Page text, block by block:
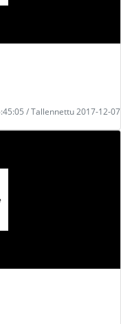
/ Tallennettu 2017-12-07